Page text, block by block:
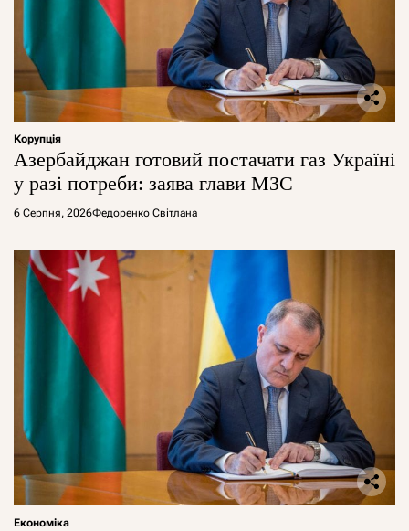
Корупція
Азербайджан готовий постачати газ Україні
у разі потреби: заява глави МЗС
6 Серпня, 2026Федоренко Світлана
Економіка